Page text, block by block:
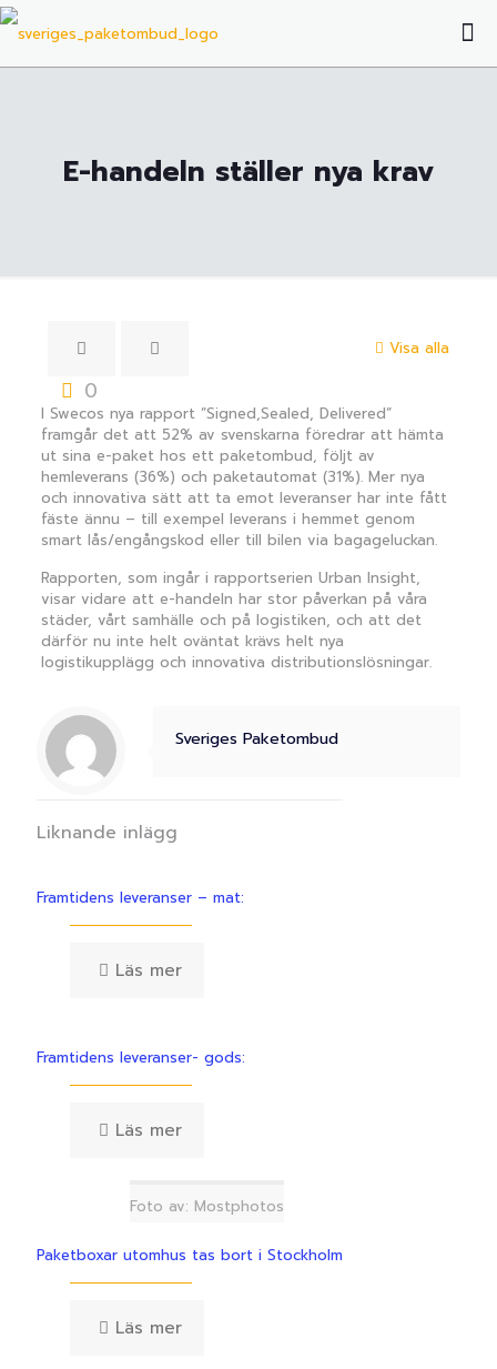
E-handeln ställer nya krav
Visa alla
0
I Swecos nya rapport ”Signed,Sealed, Delivered”
framgår det att 52% av svenskarna föredrar att hämta
ut sina e-paket hos ett paketombud, följt av
hemleverans (36%) och paketautomat (31%). Mer nya
och innovativa sätt att ta emot leveranser har inte fått
fäste ännu – till exempel leverans i hemmet genom
smart lås/engångskod eller till bilen via bagageluckan.
Rapporten, som ingår i rapportserien Urban Insight,
visar vidare att e-handeln har stor påverkan på våra
städer, vårt samhälle och på logistiken, och att det
därför nu inte helt oväntat krävs helt nya
logistikupplägg och innovativa distributionslösningar.
Sveriges Paketombud
Liknande inlägg
Framtidens leveranser – mat:
Läs mer
Framtidens leveranser- gods:
Läs mer
Foto av: Mostphotos
Paketboxar utomhus tas bort i Stockholm
Läs mer